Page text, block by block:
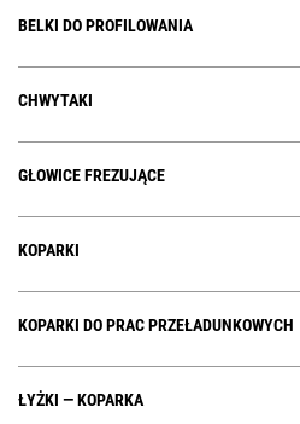
BELKI DO PROFILOWANIA
CHWYTAKI
GŁOWICE FREZUJĄCE
KOPARKI
KOPARKI DO PRAC PRZEŁADUNKOWYCH
ŁYŻKI — KOPARKA